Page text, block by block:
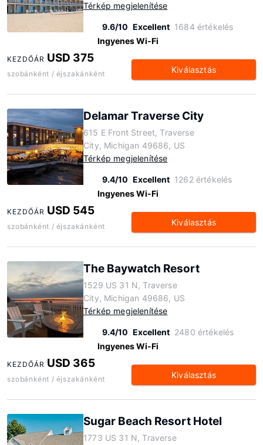
Térkép megjelenítése
9.6/10 Excellent 1684 értékelés
Ingyenes Wi-Fi
KEZDŐÁR USD 375
szobánként / éjszakánként Kiválasztás
Delamar Traverse City
615 E Front Street, Traverse
City, Michigan 49686, US
Térkép megjelenítése
9.4/10 Excellent 1262 értékelés
Ingyenes Wi-Fi
KEZDŐÁR USD 545
szobánként / éjszakánként Kiválasztás
The Baywatch Resort
1529 US 31 N, Traverse
City, Michigan 49686, US
Térkép megjelenítése
9.4/10 Excellent 2480 értékelés
Ingyenes Wi-Fi
KEZDŐÁR USD 365
szobánként / éjszakánként Kiválasztás
Sugar Beach Resort Hotel
1773 US 31 N, Traverse